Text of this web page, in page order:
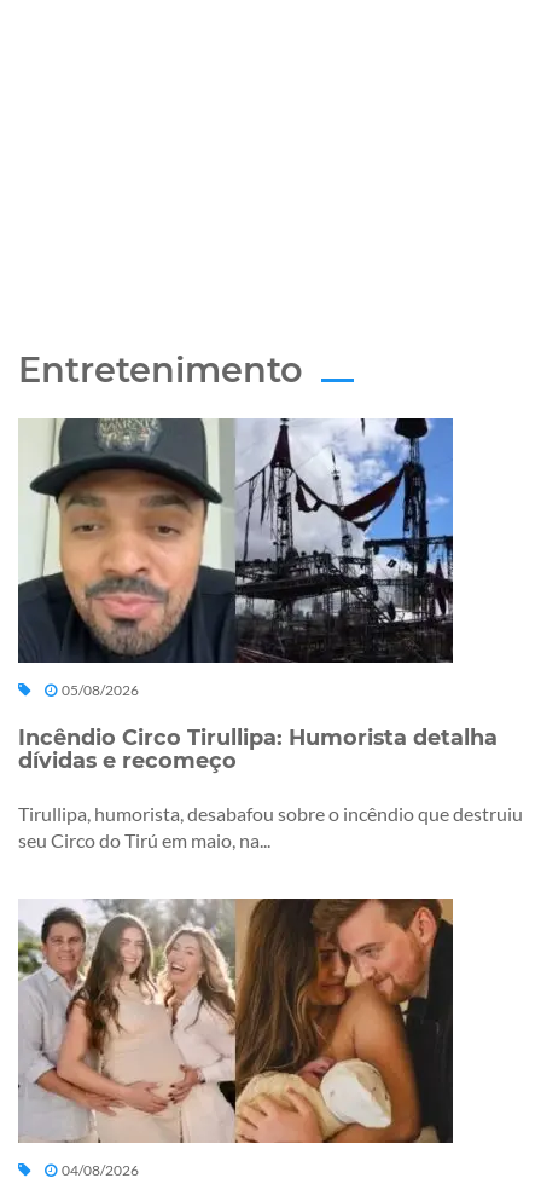
Entretenimento
05/08/2026
Incêndio Circo Tirullipa: Humorista detalha
dívidas e recomeço
Tirullipa, humorista, desabafou sobre o incêndio que destruiu
seu Circo do Tirú em maio, na...
04/08/2026